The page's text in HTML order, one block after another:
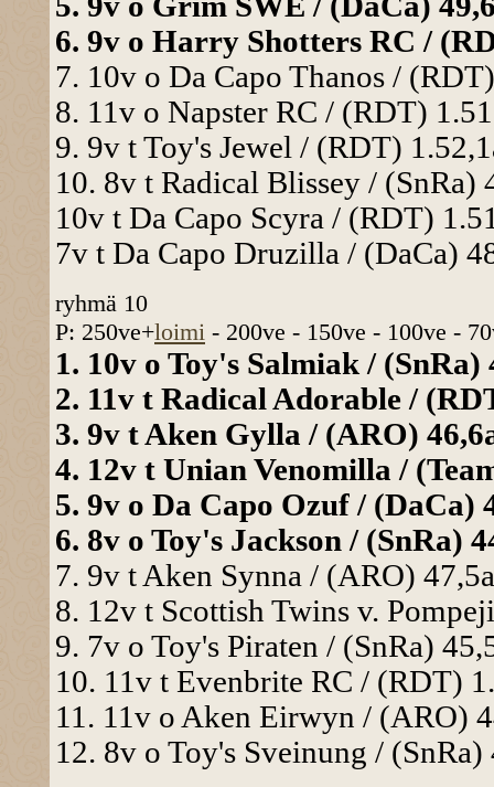
6. 9v o Harry Shotters RC /
7. 10v o Da Capo Thanos /
8. 11v o Napster RC / (RDT)
9. 9v t Toy's Jewel / (RDT)
10. 8v t Radical Blissey / (SnRa)
10v t Da Capo Scyra / (RDT)
7v t Da Capo Druzilla / (DaCa)
ryhmä 10
P: 250ve+loimi - 200ve - 150ve - 100ve -
1. 10v o Toy's Salmiak / (SnRa)
2. 11v t Radical Adorable /
3. 9v t Aken Gylla / (ARO)
4. 12v t Unian Venomilla /
5. 9v o Da Capo Ozuf / (DaCa)
6. 8v o Toy's Jackson / (SnRa)
7. 9v t Aken Synna / (ARO)
8. 12v t Scottish Twins v.
9. 7v o Toy's Piraten / (SnRa)
10. 11v t Evenbrite RC / (RDT)
11. 11v o Aken Eirwyn / (ARO)
12. 8v o Toy's Sveinung /